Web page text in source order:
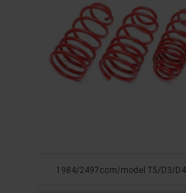
1984/2497ccm/model T5/D3/D4